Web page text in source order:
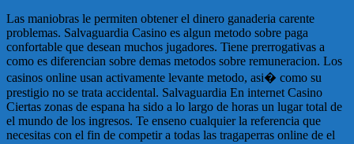
Las maniobras le permiten obtener el dinero ganaderia carente
problemas. Salvaguardia Casino es algun metodo sobre paga
confortable que desean muchos jugadores. Tiene prerrogativas a
como es diferencian sobre demas metodos sobre remuneracion. Los
casinos online usan activamente levante metodo, asi� como su
prestigio no se trata accidental. Salvaguardia En internet Casino
Ciertas zonas de espana ha sido a lo largo de horas un lugar total de
el mundo de los ingresos. Te enseno cualquier la referencia que
necesitas con el fin de competir a todas las tragaperras online de el